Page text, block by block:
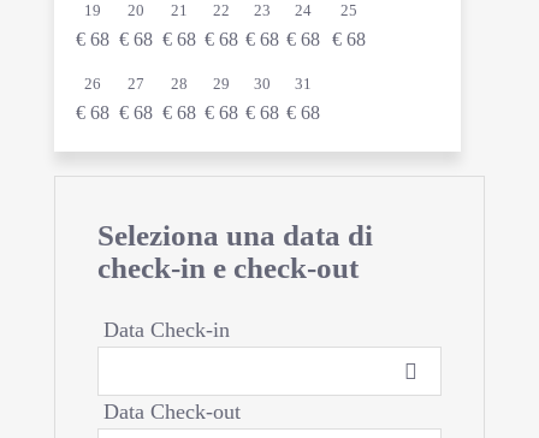
19
€ 68
20
€ 68
21
€ 68
22
€ 68
23
€ 68
24
€ 68
25
€ 68
26
€ 68
27
€ 68
28
€ 68
29
€ 68
30
€ 68
31
€ 68
Seleziona una data di
check-in e check-out
Data Check-in
Data Check-out